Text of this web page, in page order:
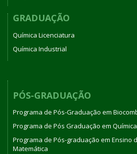
GRADUAÇÃO
Química Licenciatura
Química Industrial
PÓS-GRADUAÇÃO
Programa de Pós-Graduação em
Programa de Pós Graduação em Química
Programa de Pós-graduação em Ensino
Matemática